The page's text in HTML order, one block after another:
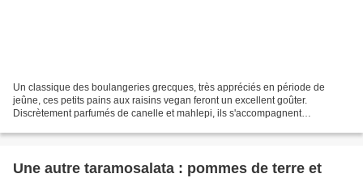
Un classique des boulangeries grecques, très appréciés en période de
jeûne, ces petits pains aux raisins vegan feront un excellent goûter.
Discrètement parfumés de canelle et mahlepi, ils s'accompagnent
Une autre taramosalata : pommes de terre et